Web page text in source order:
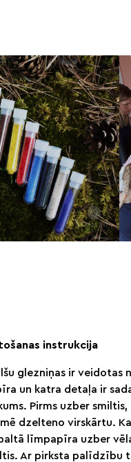
instrukcija
glezniņas ir veidotas
un katra detaļa ir
Pirms uzber
dzelteno virskārtu.
līmpapīra uzber
Ar pirksta palīdzību